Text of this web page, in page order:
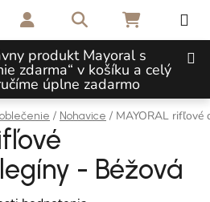
produkt Mayoral s
zdarma“ v košíku a celý
úplne zadarmo
Hľadať NÁKUPNÝ
/ Nohavice / MAYORAL rifľové
- Béžová